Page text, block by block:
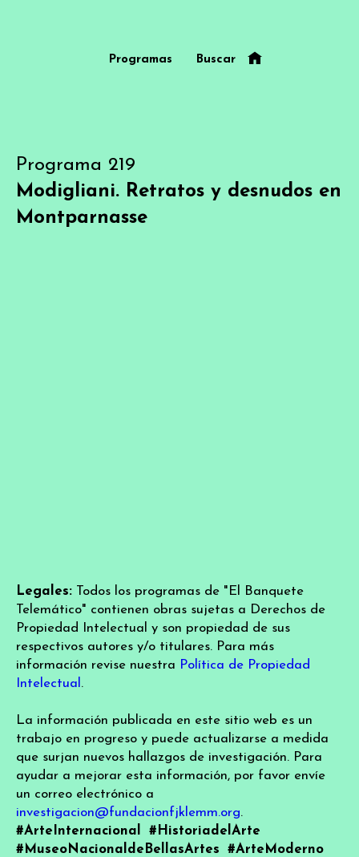
Programas Buscar
Programa 219
Modigliani. Retratos y desnudos en
Montparnasse
Legales: Todos los programas de "El Banquete
Telemático" contienen obras sujetas a Derechos de
Propiedad Intelectual y son propiedad de sus
respectivos autores y/o titulares. Para más
información revise nuestra Política de Propiedad
Intelectual .
La información publicada en este sitio web es un
trabajo en progreso y puede actualizarse a medida
que surjan nuevos hallazgos de investigación. Para
ayudar a mejorar esta información, por favor envíe
un correo electrónico a
investigacion@fundacionfjklemm.org.
#ArteInternacional
#HistoriadelArte
#MuseoNacionaldeBellasArtes
#ArteModerno